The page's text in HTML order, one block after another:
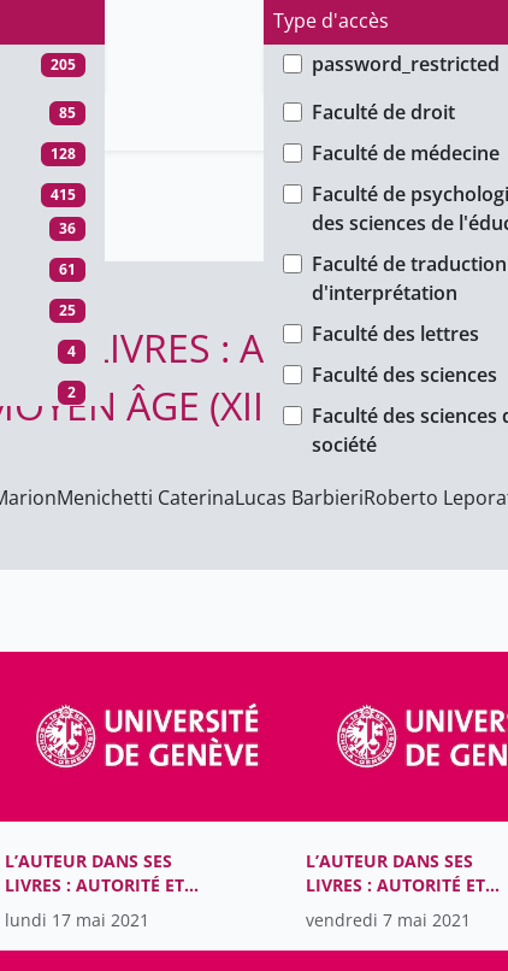
205
127
34
62
36
61
25
4
2
Type d'accès
password_restricted
public
unige_restricted
85
128
415
Faculté
Faculté de droit
Faculté de médecine
Faculté de
des sciences de
Faculté de
d'interprétation
Faculté des lettres
Faculté des sciences
Faculté des sciences
société
Formation continue
Rectorat
SES LIVRES : AUTORITÉ
ÂGE (XIIIe-XVe
Menichetti CaterinaLucas BarbieriRoberto
L’AUTEUR DANS SES
LIVRES : AUTORITÉ ET
MATÉRIALITÉ DANS LES
LITTÉRATURES ROMANES
DU MOYEN ÂGE (XIIIe-
lundi 17 mai 2021
L’AUTEUR DANS SES
LIVRES : AUTORITÉ ET
MATÉRIALITÉ DANS LES
LITTÉRATURES ROMANES
DU MOYEN ÂGE (XIIIe-
vendredi 7 mai 2021